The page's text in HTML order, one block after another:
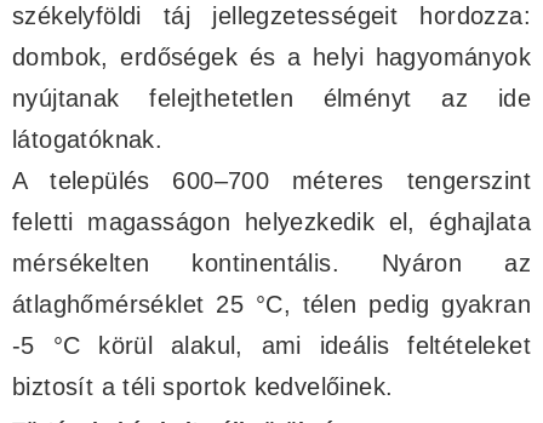
székelyföldi táj jellegzetességeit hordozza:
dombok, erdőségek és a helyi hagyományok
nyújtanak felejthetetlen élményt az ide
látogatóknak.
A település 600–700 méteres tengerszint
feletti magasságon helyezkedik el, éghajlata
mérsékelten kontinentális. Nyáron az
átlaghőmérséklet 25 °C, télen pedig gyakran
-5 °C körül alakul, ami ideális feltételeket
biztosít a téli sportok kedvelőinek.